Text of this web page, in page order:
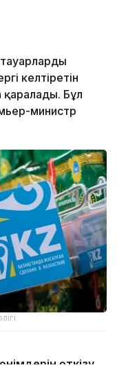
келтіретін
қаралады. Бұл
министр
өткізу